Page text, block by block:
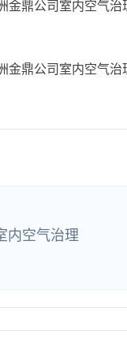
内空气治理